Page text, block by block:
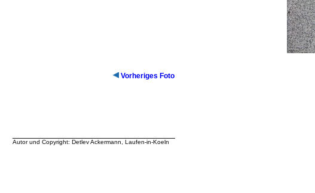
Vorheriges Foto
Autor und Copyright: Detlev Ackermann, Laufen-in-Koeln